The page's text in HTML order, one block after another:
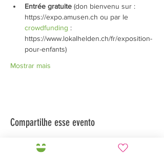
Entrée gratuite (don bienvenu sur :
https://expo.amusen.ch ou par le
crowdfunding :
https://www.lokalhelden.ch/fr/exposition-
pour-enfants)
Mostrar mais
Compartilhe esse evento